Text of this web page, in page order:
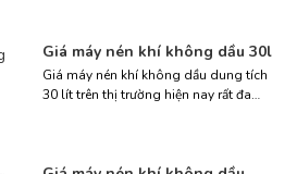
và áp lực làm việc. Liên hệ Thiết Bị Việt
Á – 0988 947064 để được tư vấn chính
xác theo […]
Giá máy nén khí không dầu 30l
Giá máy nén khí không dầu dung tích
30 lít trên thị trường hiện nay rất đa